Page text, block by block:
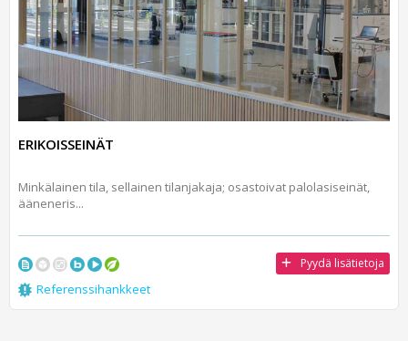
ERIKOISSEINÄT
Minkälainen tila, sellainen tilanjakaja; osastoivat palolasiseinät,
ääneneris...
Pyydä lisätietoja
Referenssihankkeet